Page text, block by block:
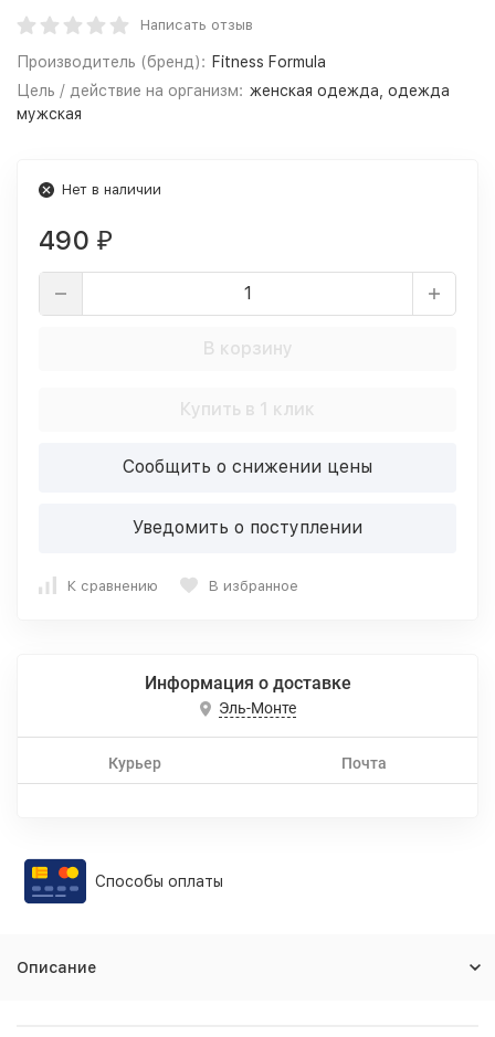
Написать отзыв
Производитель (бренд): Fitness Formula
Цель / действие на организм: женская одежда, одежда
мужская
Нет в наличии
490 ₽
В корзину
Купить в 1 клик
Сообщить о снижении цены
Уведомить о поступлении
К сравнению В избранное
Информация о доставке
Эль-Монте
Курьер Почта
Способы оплаты
Описание